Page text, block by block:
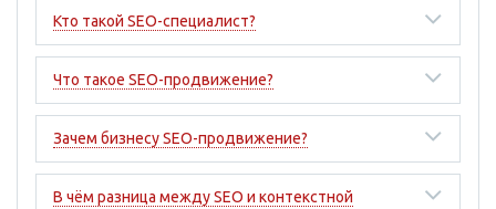
Кто такой SEO-специалист?
Что такое SEO-продвижение?
Зачем бизнесу SEO-продвижение?
В чём разница между SEO и контекстной